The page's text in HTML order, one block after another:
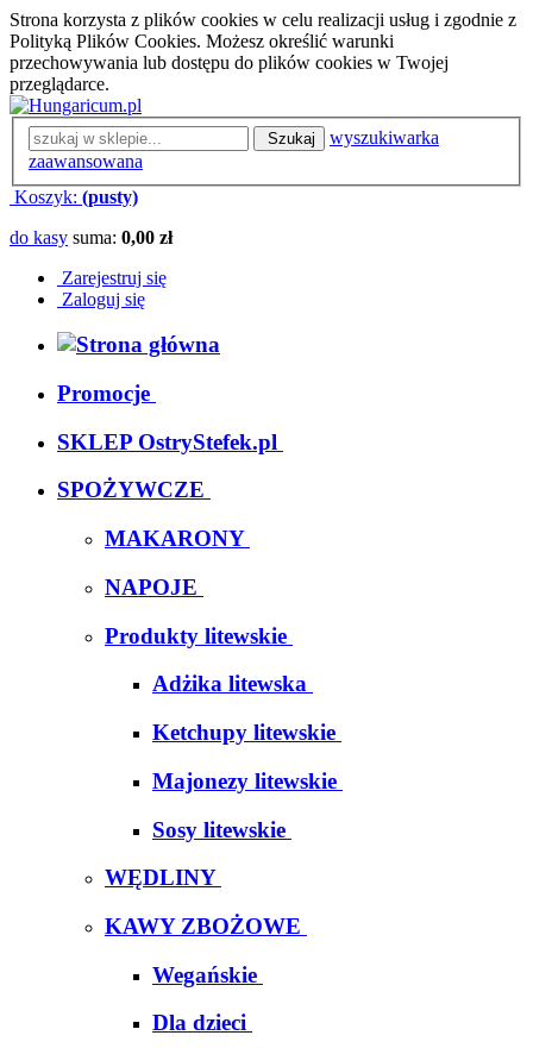
Strona korzysta z plików cookies w celu realizacji usług i zgodnie z
Polityką Plików Cookies. Możesz określić warunki
przechowywania lub dostępu do plików cookies w Twojej
przeglądarce.
Szukaj
wyszukiwarka
zaawansowana
Koszyk: (pusty)
do kasy suma: 0,00 zł
Zarejestruj się
Zaloguj się
Promocje
SKLEP OstryStefek.pl
SPOŻYWCZE
MAKARONY
NAPOJE
Produkty litewskie
Adżika litewska
Ketchupy litewskie
Majonezy litewskie
Sosy litewskie
WĘDLINY
KAWY ZBOŻOWE
Wegańskie
Dla dzieci